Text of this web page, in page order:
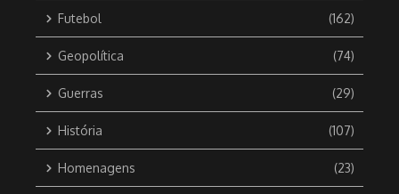
Futebol (162)
Geopolítica (74)
Guerras (29)
História (107)
Homenagens (23)